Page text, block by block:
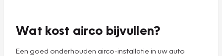
Wat kost airco bijvullen?
Een goed onderhouden airco-installatie in uw auto